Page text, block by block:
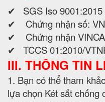
✔ SGS Iso 9001:2015
✔ Chứng nhận số:
✔ Chứng nhận
✔ TCCS 01:2010/
III. THÔNG TIN
1. Bạn có thể tham
lựa chọn Két sắt chống